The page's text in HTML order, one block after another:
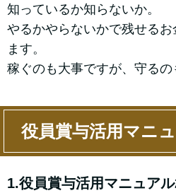
知っているか知らないか。
やるかやらないかで残せる
ます。
稼ぐのも大事ですが、守るの
役員賞与活用マニ
1.役員賞与活用マニュア